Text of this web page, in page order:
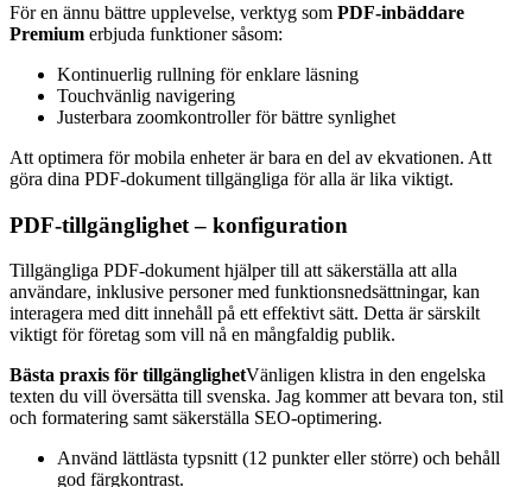
För en ännu bättre upplevelse, verktyg som PDF-inbäddare
Premium erbjuda funktioner såsom:
Kontinuerlig rullning för enklare läsning
Touchvänlig navigering
Justerbara zoomkontroller för bättre synlighet
Att optimera för mobila enheter är bara en del av ekvationen. Att
göra dina PDF-dokument tillgängliga för alla är lika viktigt.
PDF-tillgänglighet – konfiguration
Tillgängliga PDF-dokument hjälper till att säkerställa att alla
användare, inklusive personer med funktionsnedsättningar, kan
interagera med ditt innehåll på ett effektivt sätt. Detta är särskilt
viktigt för företag som vill nå en mångfaldig publik.
Bästa praxis för tillgänglighetVänligen klistra in den engelska
texten du vill översätta till svenska. Jag kommer att bevara ton, stil
och formatering samt säkerställa SEO-optimering.
Använd lättlästa typsnitt (12 punkter eller större) och behåll
god färgkontrast.